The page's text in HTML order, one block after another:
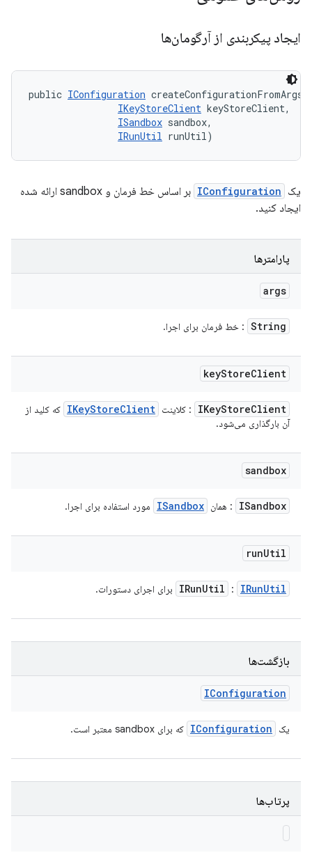
ایجاد پیکربندی از آرگومان‌ها
public IConfiguration
IKeyStoreClient keyStoreClient,
ISandbox sandbox,
IRunUtil runUtil)
یک IConfiguration
بر اساس خط فرمان و sandbox ارائه شده
ایجاد کنید.
پارامترها
args
String : خط فرمان برای اجرا.
keyStoreClient
IKeyStoreClient : کلاینت IKeyStoreClient
که کلید از
آن بارگذاری می‌شود.
sandbox
ISandbox : همان ISandbox مورد استفاده برای اجرا.
runUtil
IRunUtil : IRunUtil برای اجرای دستورات.
بازگشت‌ها
IConfiguration
یک IConfiguration که برای sandbox معتبر است.
پرتاب‌ها